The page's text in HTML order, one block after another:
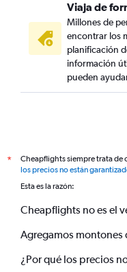
Viaja de
Millones de
encontrar los
planificación
información
pueden
*
Cheapflights siempre trata de
los precios no están
Esta es la razón:
Cheapflights no es el
Agregamos montones
¿Por qué los precios